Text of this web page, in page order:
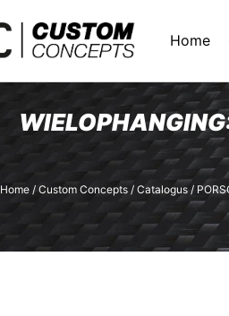
Home
Home / Custom Concepts / Catalogus /